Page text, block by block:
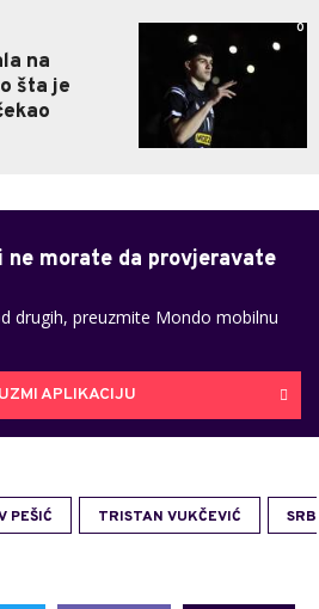
na
šta je
0
ne morate da provjeravate
drugih, preuzmite Mondo mobilnu
APLIKACIJU
PEŠIĆ TRISTAN VUKČEVIĆ